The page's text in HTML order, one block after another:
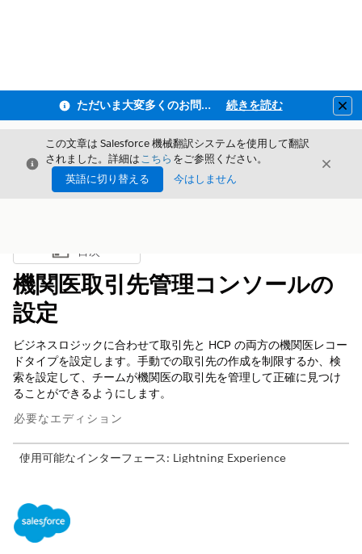
ただいま大変多くのお問い合わせをいただいており、ご連絡までにお時間を頂戴しております 続きを読む
閉じる
この文章は Salesforce 機械翻訳システムを使用して翻訳
されました。詳細はこちら をご参照ください。
英語に切り替える
今はしません
閉じる
目次を表示
目次
機関医取引先管理コンソールの
設定
ビジネスロジックに合わせて取引先と HCP の両方の機関医レコー
ドタイプを設定します。手動での取引先の作成を制限するか、検
索を設定して、チームが機関医の取引先を管理して正確に見つけ
ることができるようにします。
必要なエディション
使用可能なインターフェース: Lightning Experience
Cloud for Customer Engagementアドオン ライセンス、Life
Sciences Customer Engagement管理パッケージが付属する
Enterprise